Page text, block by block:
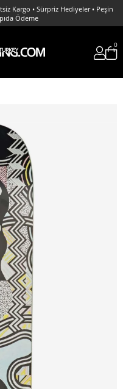
Kargo • Sürpriz Hediyeler • Peşin
Ödeme
0